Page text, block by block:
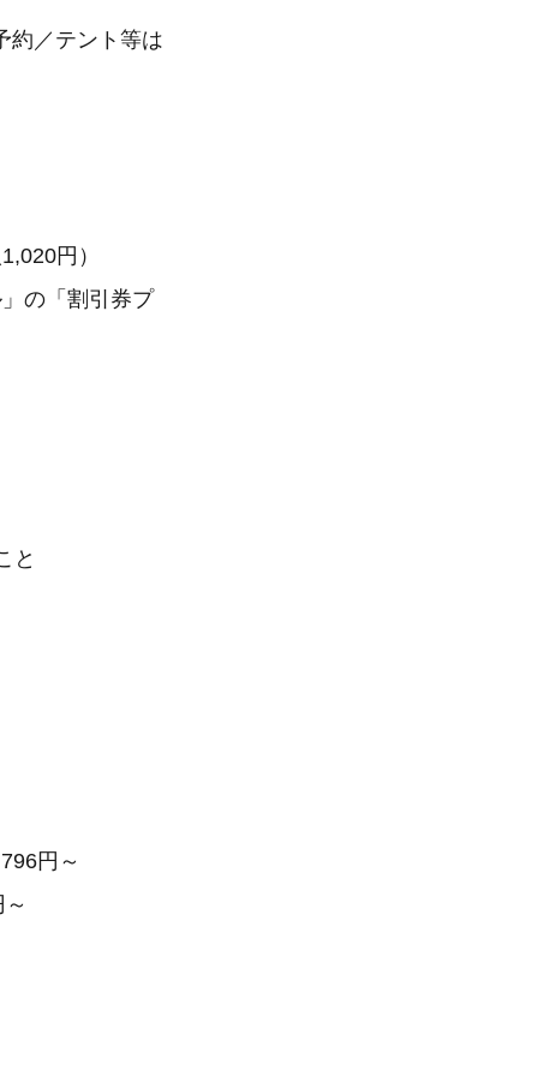
約／テント等は
円）
の「割引券プ
と
円～